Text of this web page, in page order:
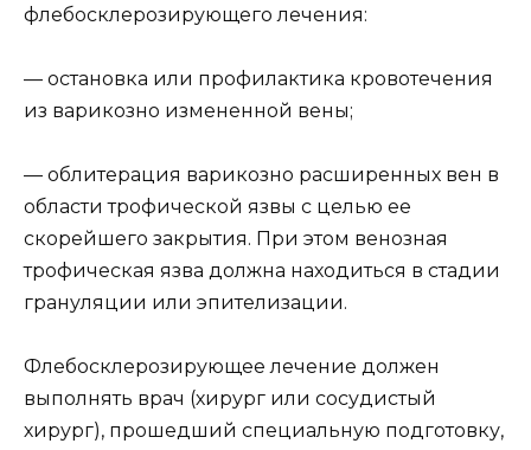
флебосклерозирующего лечения:
— остановка или профилактика кровотечения
из варикозно измененной вены;
— облитерация варикозно расширенных вен в
области трофической язвы с целью ее
скорейшего закрытия. При этом венозная
трофическая язва должна находиться в стадии
грануляции или эпителизации.
Флебосклерозирующее лечение должен
выполнять врач (хирург или сосудистый
хирург), прошедший специальную подготовку,